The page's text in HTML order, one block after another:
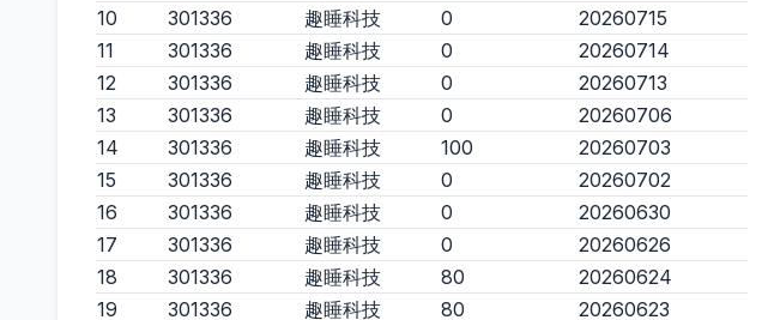
10
301336 趣睡科技 0
20260715
11
301336 趣睡科技 0
20260714
12
301336 趣睡科技 0
20260713
13
301336 趣睡科技 0
20260706
14
301336 趣睡科技 100
20260703
15
301336 趣睡科技 0
20260702
16
301336 趣睡科技 0
20260630
17
301336 趣睡科技 0
20260626
18
301336 趣睡科技 80
20260624
19
301336 趣睡科技 80
20260623